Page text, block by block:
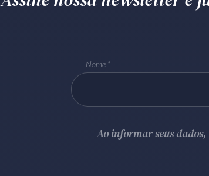
Nome
Ao informar seus